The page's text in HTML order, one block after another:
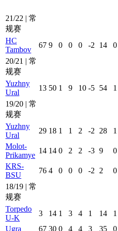
21/22 | 常
规赛
HC
Tambov
67 9 0 0 0 -2 14 0
20/21 | 常
规赛
Yuzhny
Ural
13 50 1 9 10 -5 54 1
19/20 | 常
规赛
Yuzhny
Ural
29 18 1 1 2 -2 28 1
Molot-
Prikamye
14 14 0 2 2 -3 9 0
KRS-
BSU
76 4 0 0 0 -2 2 0
18/19 | 常
规赛
Torpedo
U-K
3 14 1 3 4 1 14 1
Ugra
67 30 0 4 4 3 35 0